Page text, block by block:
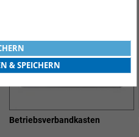
Betriebsverbandkasten
& SPEICHERN